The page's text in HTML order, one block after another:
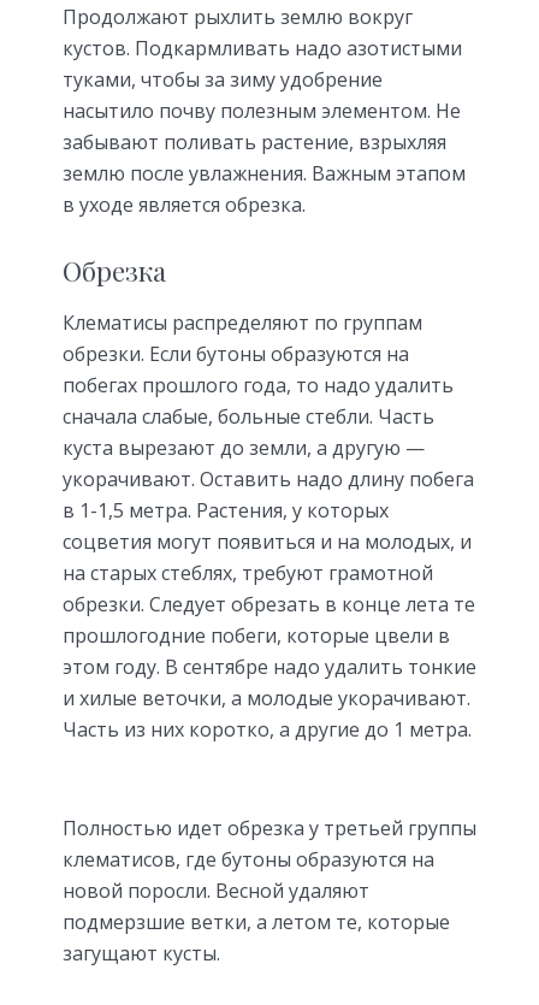
Продолжают рыхлить землю вокруг
кустов. Подкармливать надо азотистыми
туками, чтобы за зиму удобрение
насытило почву полезным элементом. Не
забывают поливать растение, взрыхляя
землю после увлажнения. Важным этапом
в уходе является обрезка.
Обрезка
Клематисы распределяют по группам
обрезки. Если бутоны образуются на
побегах прошлого года, то надо удалить
сначала слабые, больные стебли. Часть
куста вырезают до земли, а другую —
укорачивают. Оставить надо длину побега
в 1-1,5 метра. Растения, у которых
соцветия могут появиться и на молодых, и
на старых стеблях, требуют грамотной
обрезки. Следует обрезать в конце лета те
прошлогодние побеги, которые цвели в
этом году. В сентябре надо удалить тонкие
и хилые веточки, а молодые укорачивают.
Часть из них коротко, а другие до 1 метра.
Полностью идет обрезка у третьей группы
клематисов, где бутоны образуются на
новой поросли. Весной удаляют
подмерзшие ветки, а летом те, которые
загущают кусты.